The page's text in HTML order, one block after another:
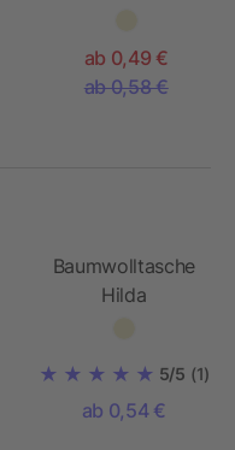
ab 0,49 €
ab 0,58 €
Baumwolltasche
Hilda
5/5 (1)
ab 0,54 €